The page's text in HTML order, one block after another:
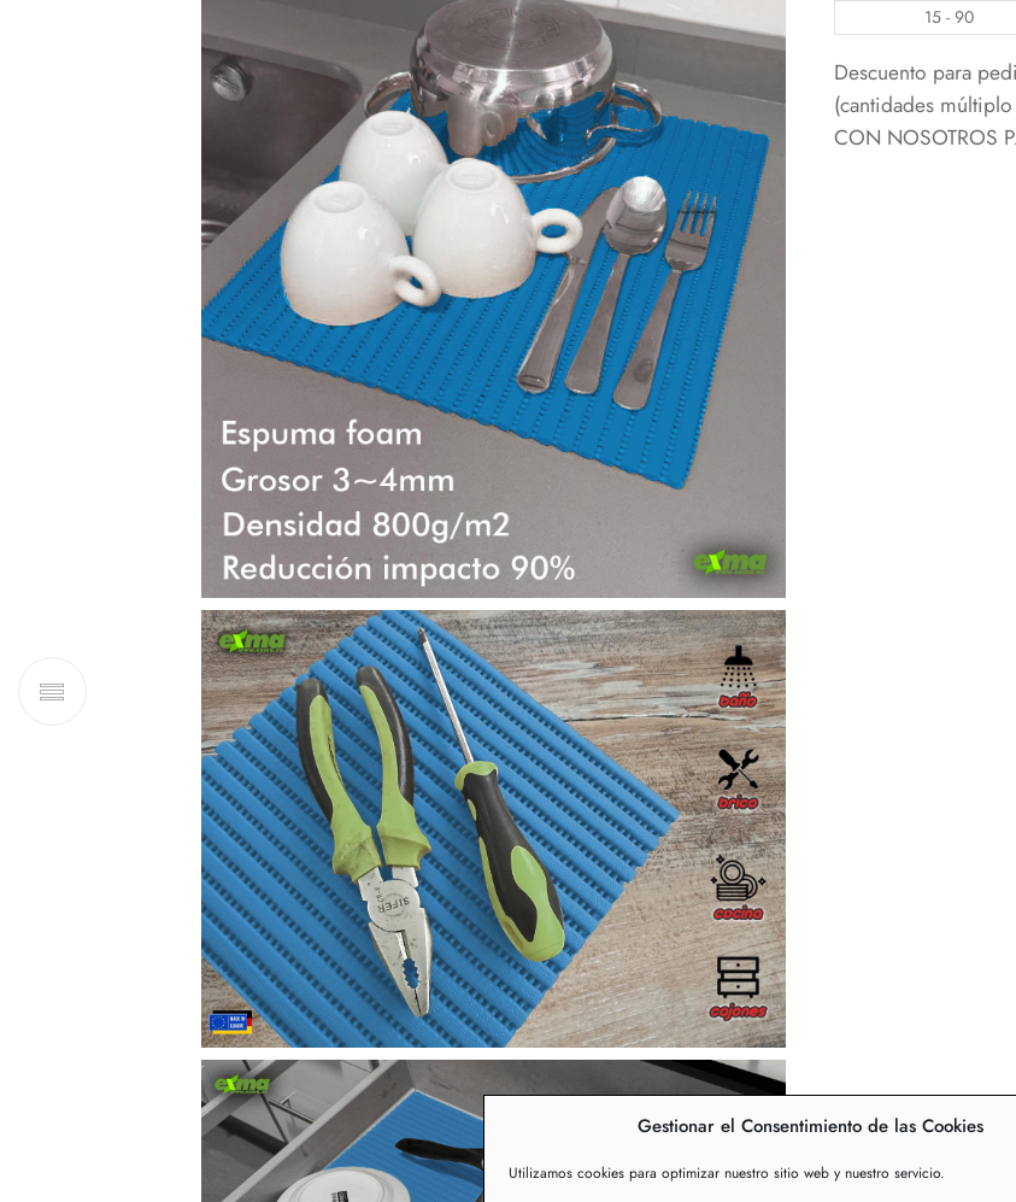
Gestionar el Consentimiento de las Cookies
Utilizamos cookies para optimizar nuestro sitio web y nuestro servicio.
15 - 90
Descuento para
(cantidades
CON NOSOTROS